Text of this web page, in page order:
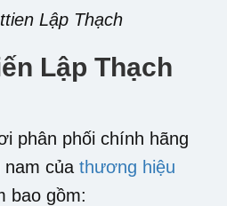
Lập Thạch
Lập Thạch
phân phối chính hãng
của thương hiệu
bao gồm: